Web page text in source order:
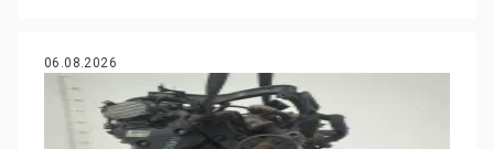
06.08.2026